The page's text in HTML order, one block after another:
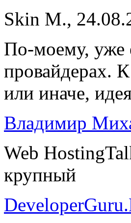
Skin M.,
По-моему, уже
провайдерах.
или иначе,
Владимир
Web
крупный